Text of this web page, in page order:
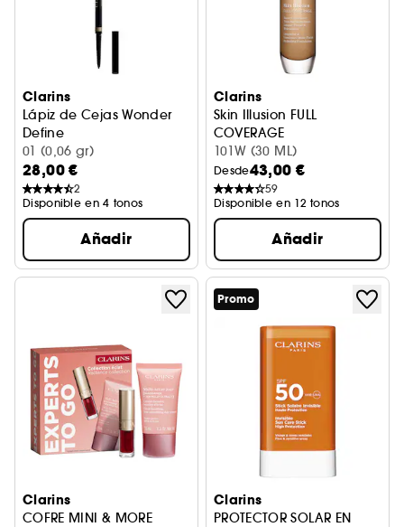
Clarins
Lápiz de Cejas Wonder
Define
Lápiz de cejas
01 (0,06 gr)
28,00 €
2
Disponible en 4 tonos
Añadir
Clarins
Skin Illusion FULL
COVERAGE
Base de maquillaje
101W (30 ML)
Desde43,00 €
59
Disponible en 12 tonos
Añadir
Clarins
COFRE MINI & MORE
Promo
Clarins
PROTECTOR SOLAR EN